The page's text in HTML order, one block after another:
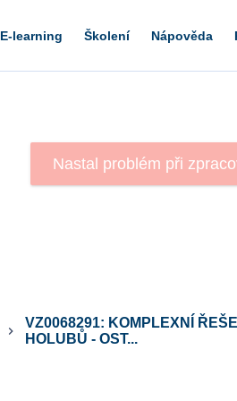
E-learning Školení Nápověda
keyboard_arrow_right
VZ0068291: KOMPLEXNÍ
HOLUBŮ - OST...